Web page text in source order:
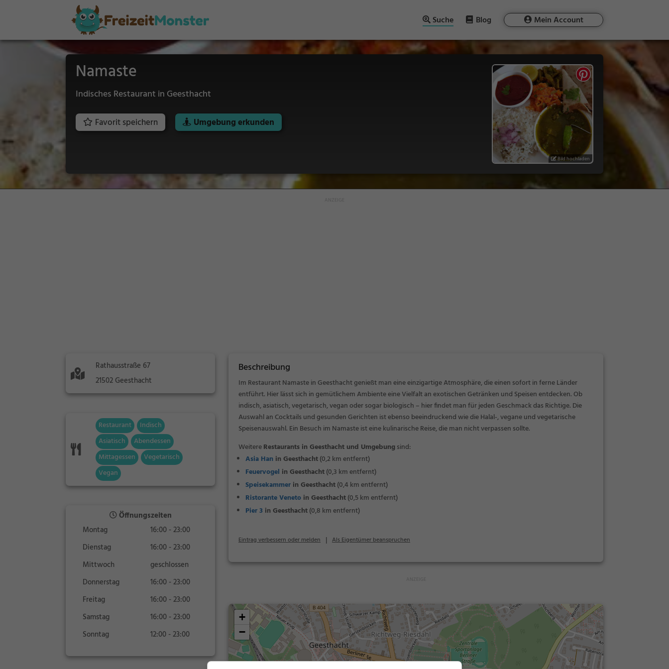
Suche Blog Mein Account
Namaste
Indisches Restaurant in Geesthacht
Favorit speichern Umgebung erkunden
Bild hochladen
Rathausstraße 67
21502 Geesthacht
Restaurant
Indisch
Asiatisch
Abendessen
Mittagessen
Vegetarisch
Vegan
Öffnungszeiten
Montag
16:00 - 23:00
Dienstag
16:00 - 23:00
Mittwoch
geschlossen
Donnerstag
16:00 - 23:00
Freitag
16:00 - 23:00
Samstag
16:00 - 23:00
Sonntag
12:00 - 23:00
Beschreibung
Im Restaurant Namaste in Geesthacht genießt man eine einzigartige Atmosphäre, die einen sofort in ferne Länder
entführt. Hier lässt sich in gemütlichem Ambiente eine Vielfalt an exotischen Getränken und Speisen entdecken. Ob
indisch, asiatisch, vegetarisch, vegan oder sogar biologisch – hier findet man für jeden Geschmack das Richtige. Die
Auswahl an Cocktails und gesunden Gerichten ist ebenso beeindruckend wie die Halal-, vegane und vegetarische
Speisenauswahl. Ein Besuch im Namaste ist eine kulinarische Reise, die man nicht verpassen sollte.
WeitereRestaurants in Geesthacht und Umgebungsind:
Asia Han in Geesthacht(0,2 km entfernt)
Feuervogel in Geesthacht(0,3 km entfernt)
Speisekammer in Geesthacht(0,4 km entfernt)
Ristorante Veneto in Geesthacht(0,5 km entfernt)
Pier 3 in Geesthacht(0,8 km entfernt)
Eintrag verbessern oder melden | Als Eigentümer beanspruchen
+
−